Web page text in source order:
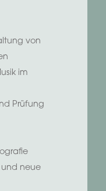
von
im
Prüfung
und neue